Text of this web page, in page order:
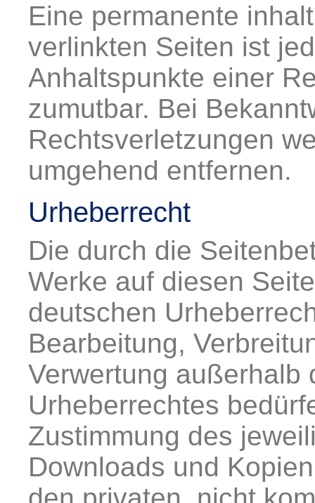
Eine permanente
verlinkten Seiten ist
Anhaltspunkte einer
zumutbar. Bei
Rechtsverletzungen
umgehend entfernen.
Urheberrecht
Die durch die
Werke auf diesen
deutschen
Bearbeitung,
Verwertung außerhalb
Urheberrechtes
Zustimmung des
Downloads und